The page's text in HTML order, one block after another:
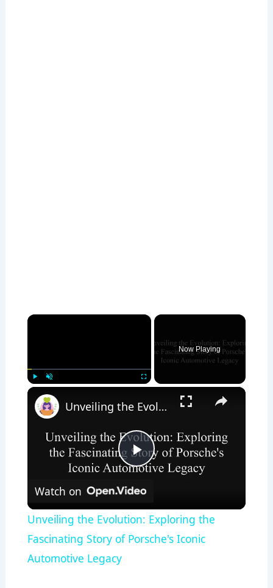
×
Now Playing
×
P
a
Unveiling the Evolution: Exploring the Fascinating Story of Porsche's Iconic Automotive Legacy
Watch on
Unveiling the Evolution: Exploring the
Fascinating Story of Porsche's Iconic
Automotive Legacy